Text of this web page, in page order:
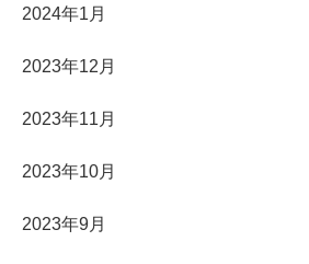
2024年1月
2023年12月
2023年11月
2023年10月
2023年9月